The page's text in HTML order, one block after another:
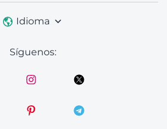
Idioma
Síguenos: